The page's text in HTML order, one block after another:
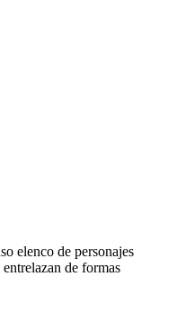
elenco de personajes
de formas